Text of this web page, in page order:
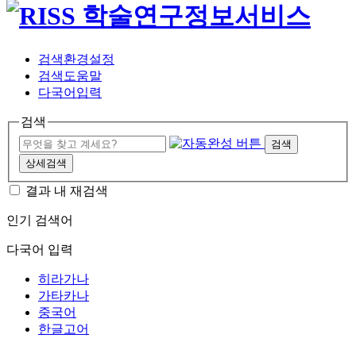
검색환경설정
검색도움말
다국어입력
검색
검색
상세검색
결과 내 재검색
인기 검색어
다국어 입력
히라가나
가타카나
중국어
한글고어